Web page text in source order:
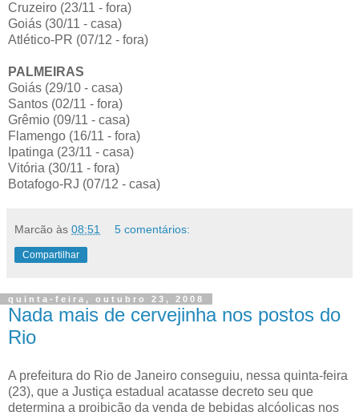
Cruzeiro (23/11 - fora)
Goiás (30/11 - casa)
Atlético-PR (07/12 - fora)
PALMEIRAS
Goiás (29/10 - casa)
Santos (02/11 - fora)
Grêmio (09/11 - casa)
Flamengo (16/11 - fora)
Ipatinga (23/11 - casa)
Vitória (30/11 - fora)
Botafogo-RJ (07/12 - casa)
Marcão às 08:51 5 comentários:
Compartilhar
quinta-feira, outubro 23, 2008
Nada mais de cervejinha nos postos do
Rio
A prefeitura do Rio de Janeiro conseguiu, nessa quinta-feira
(23), que a Justiça estadual acatasse decreto seu que
determina a proibição da venda de bebidas alcóolicas nos